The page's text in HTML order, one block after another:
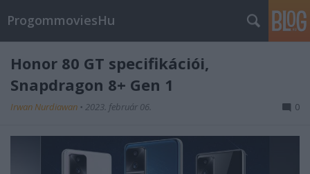
ProgommoviesHu
Honor 80 GT specifikációi,
Snapdragon 8+ Gen 1
Irwan Nurdiawan • 2023. február 06. 0